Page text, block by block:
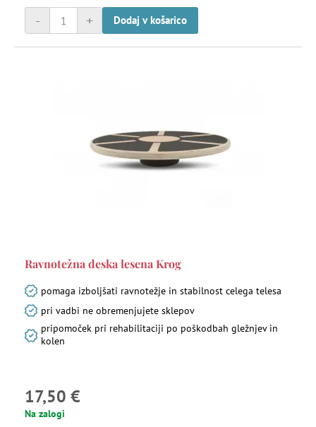
+
- Dodaj v košarico
Ravnotežna deska lesena Krog
pomaga izboljšati ravnotežje in stabilnost celega telesa
pri vadbi ne obremenjujete sklepov
pripomoček pri rehabilitaciji po poškodbah gležnjev in
kolen
17,50 €
Na zalogi